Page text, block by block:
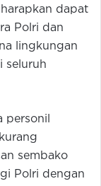
dapat
Polri dan
lingkungan
seluruh
personil
sembako
Polri dengan